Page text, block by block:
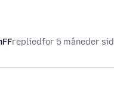
repliedfor 5 måneder